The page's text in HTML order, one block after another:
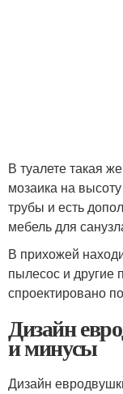
В туалете такая
мозаика на
трубы и есть
мебель для
В прихожей
пылесос и другие
спроектировано
Дизайн
и минусы
Дизайн